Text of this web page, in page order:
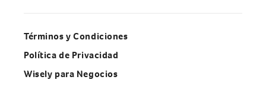
Términos y Condiciones
Política de Privacidad
Wisely para Negocios